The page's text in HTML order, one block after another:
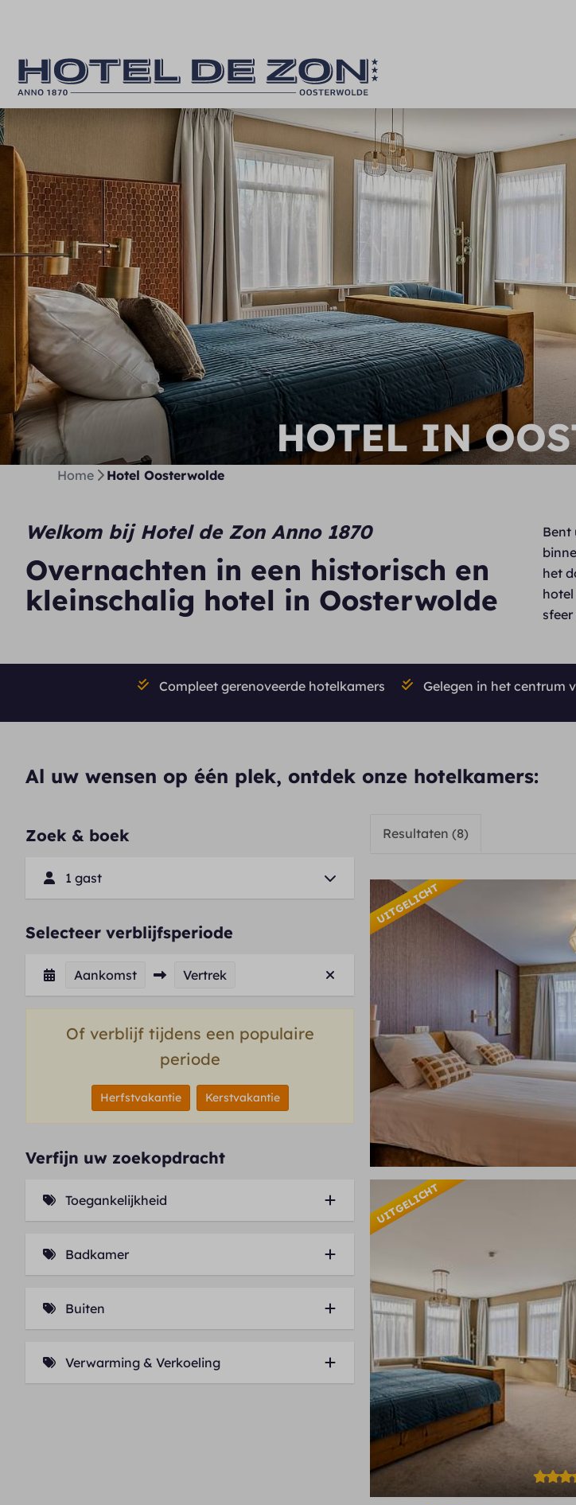
HOTEL IN
Home Hotel Oosterwolde
Welkom bij Hotel de Zon Anno 1870
Overnachten in een historisch en
kleinschalig hotel in Oosterwolde
Bent
het
Compleet gerenoveerde hotelkamers Gelegen in het centrum
Al uw wensen op één plek, ontdek onze hotelkamers:
Zoek & boek
1 gast
Selecteer verblijfsperiode
Aankomst Vertrek
Of verblijf tijdens een populaire
periode
Herfstvakantie Kerstvakantie
Verfijn uw zoekopdracht
Toegankelijkheid
Badkamer
Buiten
Verwarming & Verkoeling
Resultaten (8)
UITGELICHT
UITGELICHT